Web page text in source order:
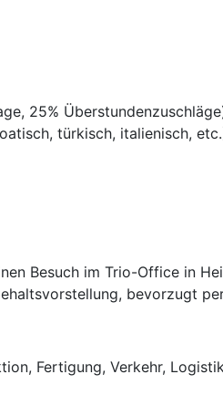
25%
türkisch, italienisch,
Besuch im Trio-Office in
bevorzugt
Fertigung, Verkehr,